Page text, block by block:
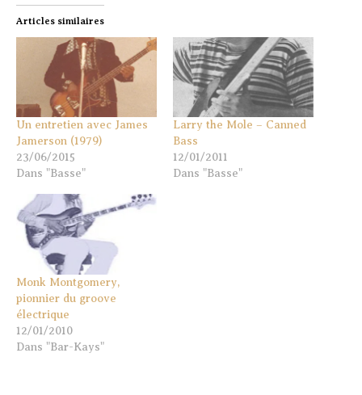
Articles similaires
Un entretien avec James
Jamerson (1979)
23/06/2015
Dans "Basse"
Larry the Mole – Canned
Bass
12/01/2011
Dans "Basse"
Monk Montgomery,
pionnier du groove
électrique
12/01/2010
Dans "Bar-Kays"